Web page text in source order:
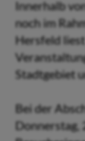
Innerhalb
noch im
Hersfeld
Stadtgebiet
Bei der
Donnerstag,